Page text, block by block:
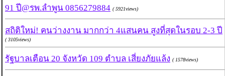
91 ปี@รพ.ลำพูน 0856279884 ( 5921views)
สถิติใหม่! คนว่างงาน มากกว่า 4แสนคน สูงที่สุดในรอบ 2-3 ปี
( 3105views)
รัฐบาลเตือน 20 จังหวัด 109 ตำบล เสี่ยงภัยแล้ง ( 1578views)